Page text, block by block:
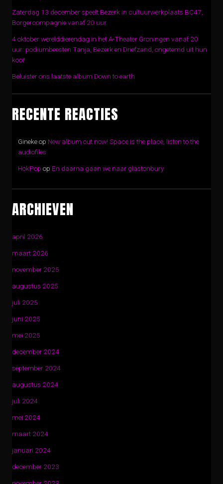
Zaterdag 13 december speelt Bezerk in cultuurwerkplaats BC47,
Borgercompagnie vanaf 20 uur.
4 oktober werelddierendag in het A-Theater Groningen vanaf 20
uur: podiumbeesten Tanja, Bezerk en Driefzand, ongetemd uit hun
kooi!
Beluister ons laatste album Down to earth
RECENTE REACTIES
Ginekeop New album out now! Space is the place, listen to the
audiofiles
HokPop op En daarna gaan we naar glastonbury
ARCHIEVEN
april 2026
maart 2026
november 2025
augustus 2025
juli 2025
juni 2025
mei 2025
december 2024
september 2024
augustus 2024
juli 2024
mei 2024
maart 2024
januari 2024
december 2023